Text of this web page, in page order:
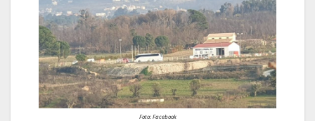
Foto: Facebook